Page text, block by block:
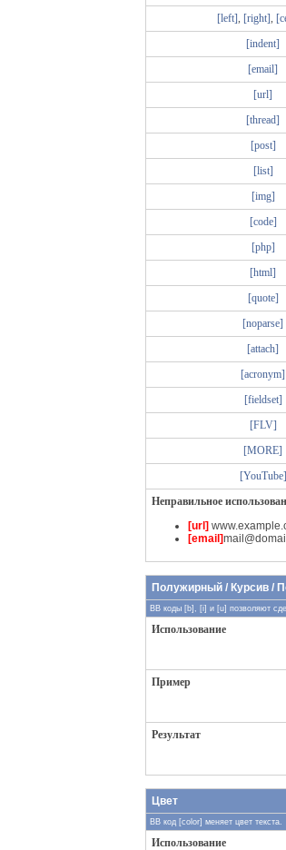
[left], [right],
[indent]
[email]
[url]
[thread]
[post]
[list]
[img]
[code]
[php]
[html]
[quote]
[noparse]
[attach]
[acronym]
[fieldset]
[FLV]
[MORE]
[YouTube]
Неправильное
[url]
[email]
Полужирный / Курсив /
BB коды [b], [i] и [u] позволяют
Использование
Пример
Результат
Цвет
BB код [color] меняет цвет текста.
Использование